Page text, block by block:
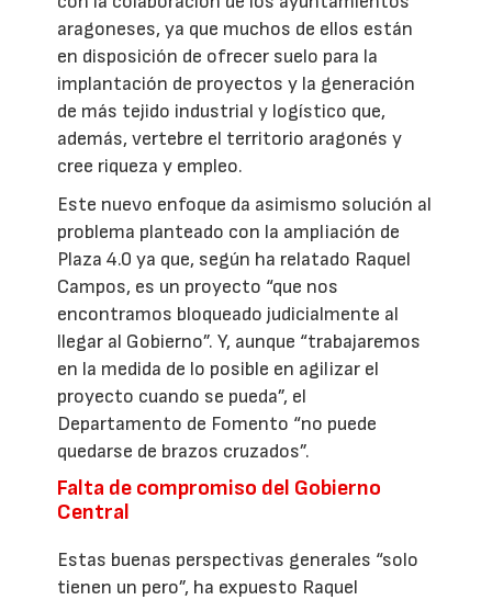
aragoneses, ya que muchos de ellos están
en disposición de ofrecer suelo para la
implantación de proyectos y la generación
de más tejido industrial y logístico que,
además, vertebre el territorio aragonés y
cree riqueza y empleo.
Este nuevo enfoque da asimismo solución al
problema planteado con la ampliación de
Plaza 4.0 ya que, según ha relatado Raquel
Campos, es un proyecto “que nos
encontramos bloqueado judicialmente al
llegar al Gobierno”. Y, aunque “trabajaremos
en la medida de lo posible en agilizar el
proyecto cuando se pueda”, el
Departamento de Fomento “no puede
quedarse de brazos cruzados”.
Falta de compromiso del Gobierno
Central
Estas buenas perspectivas generales “solo
tienen un pero”, ha expuesto Raquel